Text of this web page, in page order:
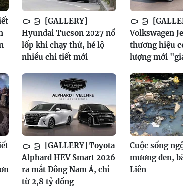
[GALLERY]
Hyundai Tucson 2027 nổ
lốp khi chạy thử, hé lộ
nhiều chi tiết mới
Volkswagen
thương hiệu
lượng mới
[GALLERY] Toyota
Alphard HEV Smart 2026
ra mắt Đông Nam Á, chỉ
từ 2,8 tỷ đồng
Cuộc sống
mương đen,
Liên